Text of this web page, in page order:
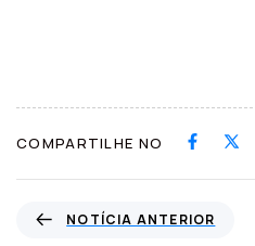
COMPARTILHE NO
NOTÍCIA ANTERIOR